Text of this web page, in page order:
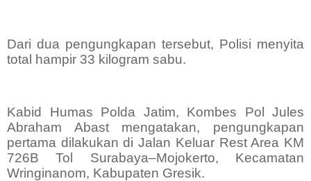
Dari dua pengungkapan tersebut, Polisi menyita
total hampir 33 kilogram sabu.
Kabid Humas Polda Jatim, Kombes Pol Jules
Abraham Abast mengatakan, pengungkapan
pertama dilakukan di Jalan Keluar Rest Area KM
726B Tol Surabaya–Mojokerto, Kecamatan
Wringinanom, Kabupaten Gresik.